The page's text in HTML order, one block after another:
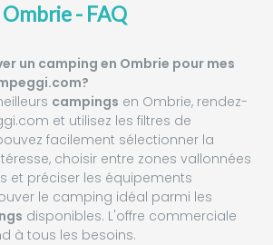
- FAQ
un camping en Ombrie pour mes
campings en Ombrie, rendez-
et utilisez les filtres de
facilement sélectionner la
choisir entre zones vallonnées
et préciser les équipements
le camping idéal parmi les
disponibles. L'offre commerciale
à tous les besoins.